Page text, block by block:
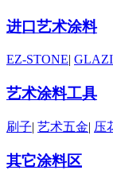
进口艺术涂料
EZ-STONE|
艺术涂料工具
刷子| 艺术五金| 压
其它涂料区